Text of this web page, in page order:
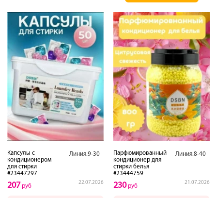
Капсулы с
кондиционером
для стирки
#23447297
Линия.9-30
22.07.2026
207 руб
Парфюмированный
кондиционер для
стирки белья
#23444759
Линия.8-40
21.07.2026
230руб